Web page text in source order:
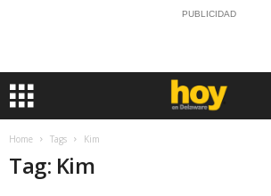
PUBLICIDAD
Home Tags Kim
Tag: Kim